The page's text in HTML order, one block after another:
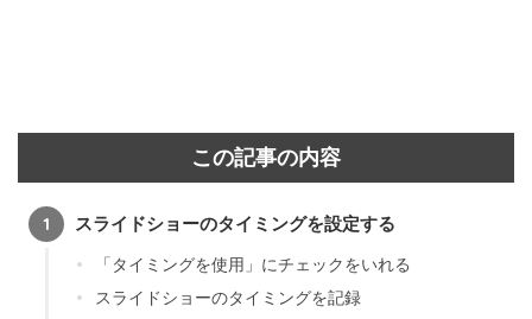
この記事の内容
スライドショーのタイミングを設定する
「タイミングを使用」にチェックをいれる
スライドショーのタイミングを記録